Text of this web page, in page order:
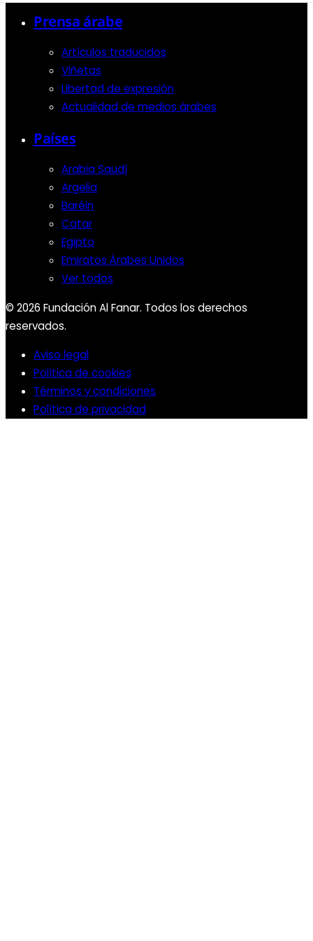
Prensa árabe
Artículos traducidos
Viñetas
Libertad de expresión
Actualidad de medios árabes
Países
Arabia Saudí
Argelia
Baréin
Catar
Egipto
Emiratos Árabes Unidos
Ver todos
© 2026 Fundación Al Fanar. Todos los derechos
reservados.
Aviso legal
Política de cookies
Términos y condiciones
Política de privacidad